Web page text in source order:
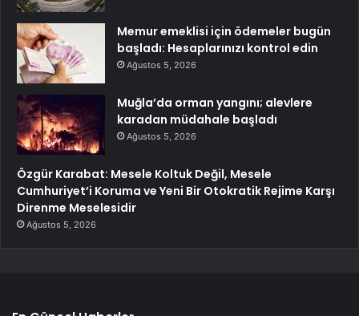
Memur emeklisi için ödemeler bugün
başladı: Hesaplarınızı kontrol edin
Ağustos 5, 2026
Muğla’da orman yangını; alevlere
karadan müdahale başladı
Ağustos 5, 2026
Özgür Karabat: Mesele Koltuk Değil, Mesele
Cumhuriyet’i Koruma ve Yeni Bir Otokratik Rejime Karşı
Direnme Meselesidir
Ağustos 5, 2026